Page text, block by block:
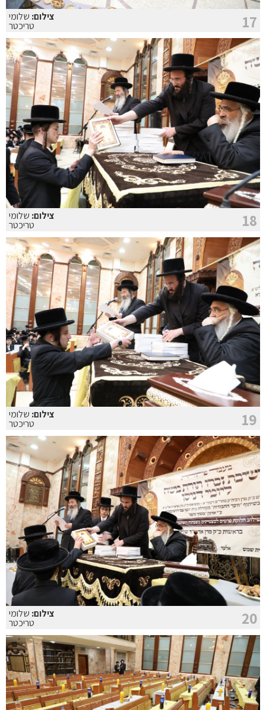
17 צילום: שלומי
טריכטר
18 צילום: שלומי
טריכטר
19 צילום: שלומי
טריכטר
20 צילום: שלומי
טריכטר